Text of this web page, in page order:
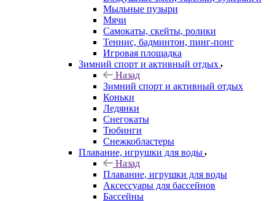
Мыльные пузыри
Мячи
Самокаты, скейты, ролики
Теннис, бадминтон, пинг-понг
Игровая площадка
Зимний спорт и активный отдых
Назад
Зимний спорт и активный отдых
Коньки
Ледянки
Снегокаты
Тюбинги
Снежкобластеры
Плавание, игрушки для воды
Назад
Плавание, игрушки для воды
Аксессуары для бассейнов
Бассейны